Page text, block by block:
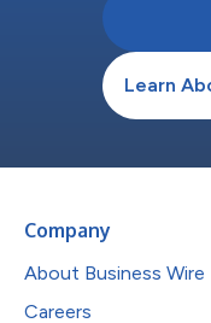
Learn
Company
About Business Wire
Careers